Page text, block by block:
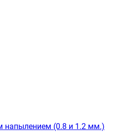
напылением (0.8 и 1.2 мм.)